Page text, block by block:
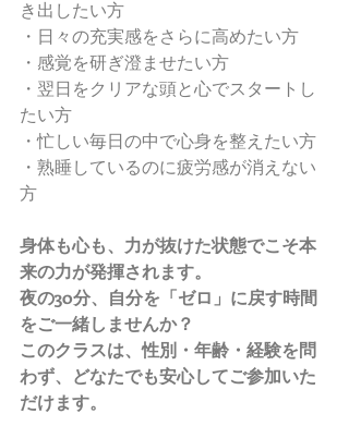
き出したい方
・日々の充実感をさらに高めたい方
・感覚を研ぎ澄ませたい方
・翌日をクリアな頭と心でスタートし
たい方
・忙しい毎日の中で心身を整えたい方
・熟睡しているのに疲労感が消えない
方
身体も心も、力が抜けた状態でこそ本
来の力が発揮されます。
夜の30分、自分を「ゼロ」に戻す時間
をご一緒しませんか？
このクラスは、性別・年齢・経験を問
わず、どなたでも安心してご参加いた
だけます。